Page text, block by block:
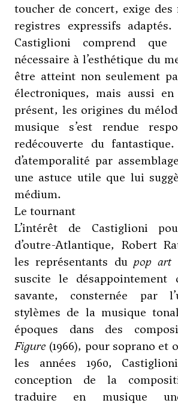
toucher de concert, exige des
registres expressifs
Castiglioni comprend que
nécessaire à l’esthétique du
être atteint non seulement
électroniques, mais aussi
présent, les origines du
musique s’est rendue
redécouverte du
d’atemporalité par
une astuce utile que lui
médium.
Le tournant
L’intérêt de Castiglioni
d’outre-Atlantique, Robert
les représentants du pop art
suscite le
savante, consternée par
stylèmes de la musique
époques dans des
Figure (1966), pour soprano et
les années 1960,
conception de la
traduire en musique